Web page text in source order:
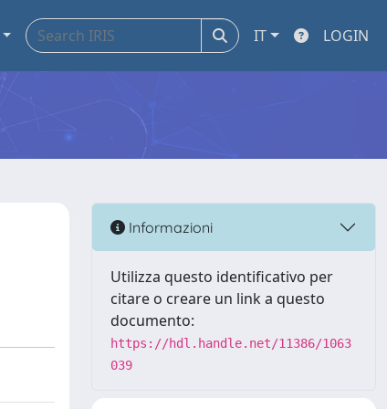
IT LOGIN
Informazioni
Utilizza questo identificativo per
citare o creare un link a questo
documento:
https://hdl.handle.net/11386/1063
039